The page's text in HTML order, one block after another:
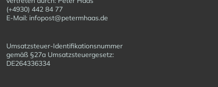
(+4930) 442 84 77
E-Mail: infopost@petermhaas.de
Umsatzsteuer-Identifikationsnummer
gemäß §27a Umsatzsteuergesetz:
DE264336334